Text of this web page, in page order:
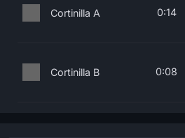
Cortinilla A 0:14
Cortinilla B 0:08